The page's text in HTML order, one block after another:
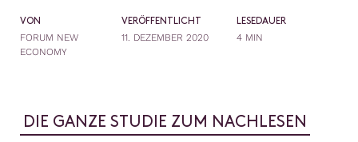
VON
FORUM NEW
ECONOMY
VERÖFFENTLICHT
11. DEZEMBER 2020
LESEDAUER
4 MIN
DIE GANZE STUDIE ZUM NACHLESEN